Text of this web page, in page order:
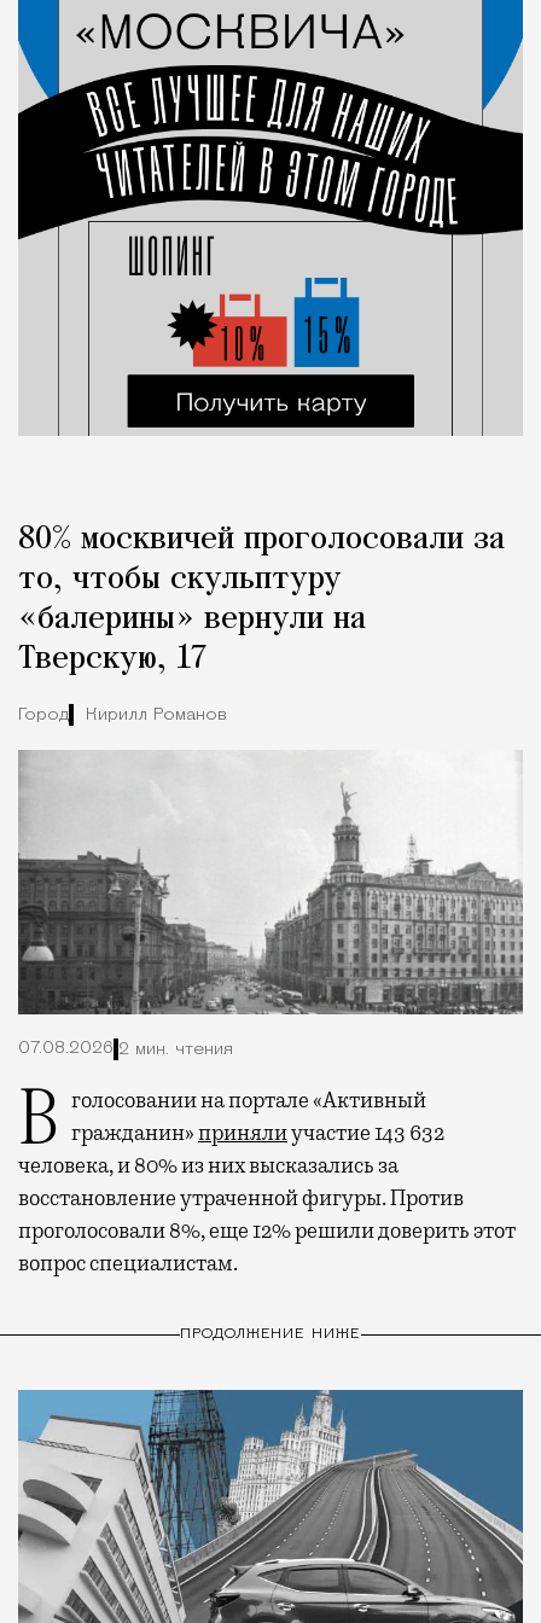
80% москвичей проголосовали за
то, чтобы скульптуру
«балерины» вернули на
Тверскую, 17
Город Кирилл Романов
07.08.2026 2 мин. чтения
В голосовании на портале «Активный гражданин»принялиучастие 143 632
человека, и 80% из них высказались за
восстановление утраченной фигуры. Против
проголосовали 8%, еще 12% решили доверить этот
вопрос специалистам.
ПРОДОЛЖЕНИЕ НИЖЕ